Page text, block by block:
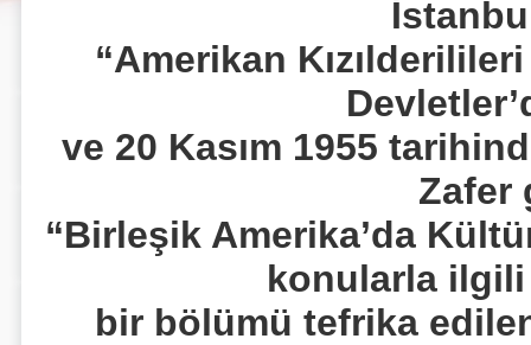
“Amerikan
ve 20 Kasım 1955
Zafer
“Birleşik Amerika’da
konularla
bir bölümü tefrika